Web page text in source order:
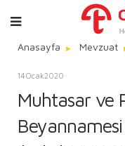
Anasayfa Mevzuat
14Ocak2020
Muhtasar ve